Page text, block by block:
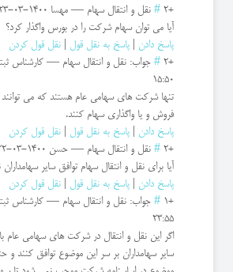
+2
# نقل و انتقال سهام — مهسا 1400-03-23 15:39
آیا می توان سهام شرکت را در بورس واگذار کرد؟
پاسخ دادن
پاسخ به نقل قول
نقل قول کردن
+2
# جواب: نقل و انتقال سهام — کارشناس
15:50
تنها شرکت های سهامی عام هستند که می توانند
فروش و یا واگذاری سهام کنند.
پاسخ دادن
پاسخ به نقل قول
نقل قول کردن
+2
# نقل و انتقال سهام — حسن 1400-03-22 23:33
آیا برای نقل و انتقال سهام توافق سایر سهامداران
پاسخ دادن
پاسخ به نقل قول
نقل قول کردن
+1
# جواب: نقل و انتقال سهام — کارشناس
23:55
اگر این نقل و انتقال در شرکت های سهامی عام
سایر سهامداران بر سر این موضوع توافق کنند و